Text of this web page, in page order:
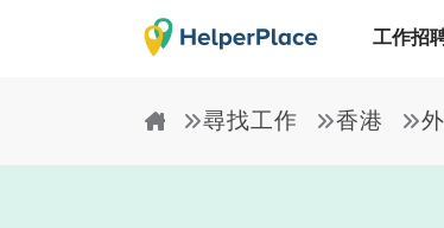
工作招
尋找工作 香港